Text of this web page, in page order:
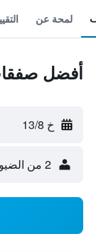
لمحة عن
أفضل
خ 13/8
2 من الضيوف، غرفة واحدة